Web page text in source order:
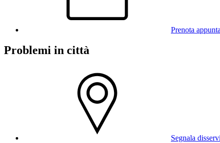
Prenota
Problemi in città
Segnala